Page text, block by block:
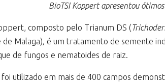
BioTSI Koppert apresentou
composto pelo Trianum DS (
de Malaga),é um tratamento de semente
de fungos e nematoides de raiz.
utilizado em mais de 400 campos